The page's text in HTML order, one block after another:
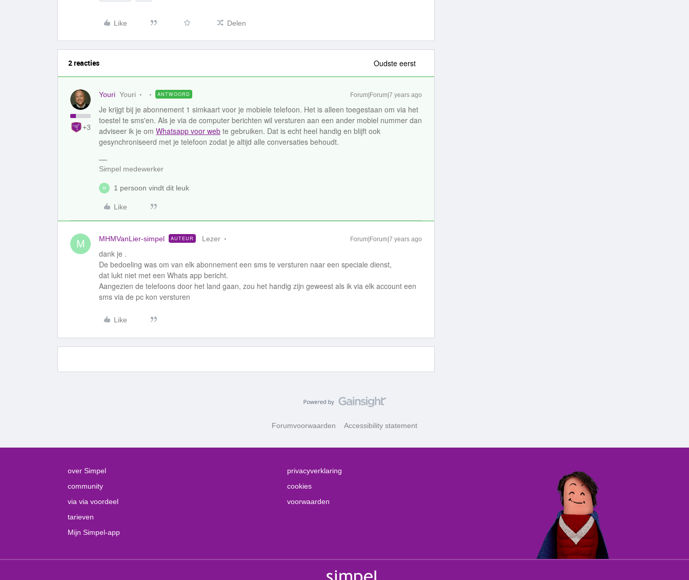
Like Delen
2 reacties Oudste eerst
+3
Youri Youri ANTWOORD Forum|Forum|7 years ago
Je krijgt bij je abonnement 1 simkaart voor je mobiele telefoon. Het is alleen toegestaan om via het
toestel te sms'en. Als je via de computer berichten wil versturen aan een ander mobiel nummer dan
adviseer ik je om Whatsapp voor web te gebruiken. Dat is echt heel handig en blijft ook
gesynchroniseerd met je telefoon zodat je altijd alle conversaties behoudt.
Simpel medewerker
M 1 persoon vindt dit leuk
Like
M MHMVanLier-simpel AUTEUR Lezer Forum|Forum|7 years ago
dank je .
De bedoeling was om van elk abonnement een sms te versturen naar een speciale dienst,
dat lukt niet met een Whats app bericht.
Aangezien de telefoons door het land gaan, zou het handig zijn geweest als ik via elk account een
sms via de pc kon versturen
Like
Forumvoorwaarden Accessibility statement
over Simpel
community
via via voordeel
tarieven
Mijn Simpel-app
privacyverklaring
cookies
voorwaarden